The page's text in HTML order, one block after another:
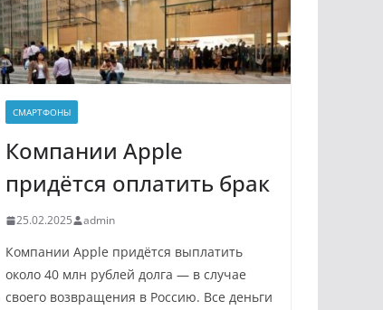
СМАРТФОНЫ
Компании Apple
придётся оплатить брак
25.02.2025 admin
Компании Apple придётся выплатить
около 40 млн рублей долга — в случае
своего возвращения в Россию. Все деньги